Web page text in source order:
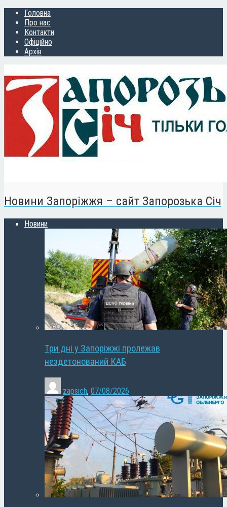
Головна
Про нас
Контакти
Офіційно
Архів
Новини Запоріжжя – сайт Запорозька Січ
Новини
Три дні у Запоріжжі пролежав
нездетонований КАБ
zapsich, 07/08/2026